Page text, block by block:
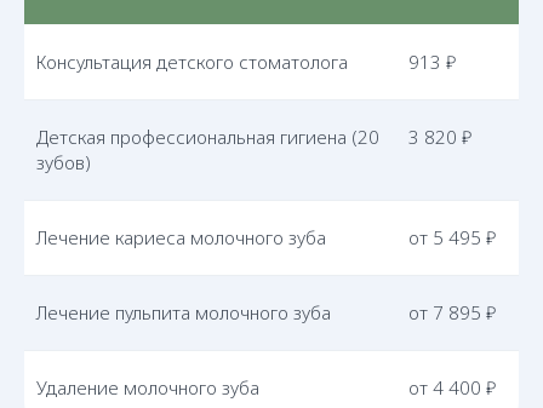
Консультация детского стоматолога 913 ₽
Детская профессиональная гигиена (20
зубов)
3 820 ₽
Лечение кариеса молочного зуба от 5 495 ₽
Лечение пульпита молочного зуба от 7 895 ₽
Удаление молочного зуба от 4 400 ₽